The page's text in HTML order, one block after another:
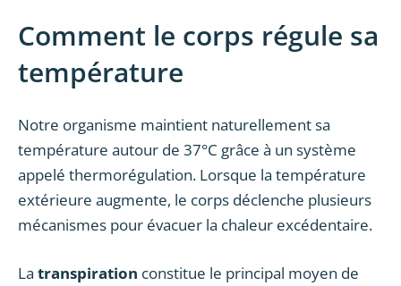
Comment le corps régule sa
température
Notre organisme maintient naturellement sa
température autour de 37°C grâce à un système
appelé thermorégulation. Lorsque la température
extérieure augmente, le corps déclenche plusieurs
mécanismes pour évacuer la chaleur excédentaire.
La transpiration constitue le principal moyen de